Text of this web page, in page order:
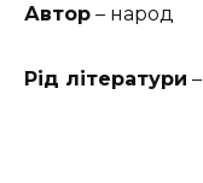
Автор – народ
Рід літератури